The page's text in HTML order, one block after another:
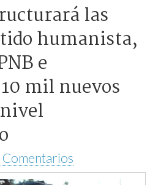
las
humanista,
e
mil nuevos
Comentarios